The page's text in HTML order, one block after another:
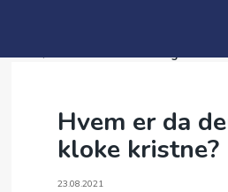
HELAFTEN
TALER
Taler / Hvem er da den tro og kloke
Hvem er da
kloke kristne?
23.08.2021